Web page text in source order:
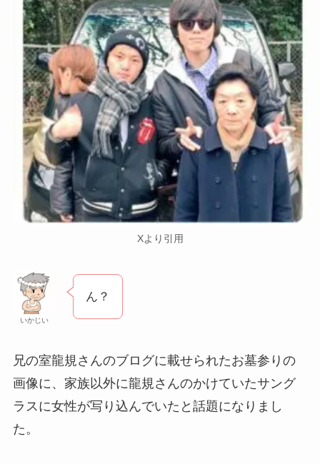
Xより引用
いかじい
ん？
兄の室龍規さんのブログに載せられたお墓参りの
画像に、家族以外に龍規さんのかけていたサング
ラスに女性が写り込んでいたと話題になりまし
た。